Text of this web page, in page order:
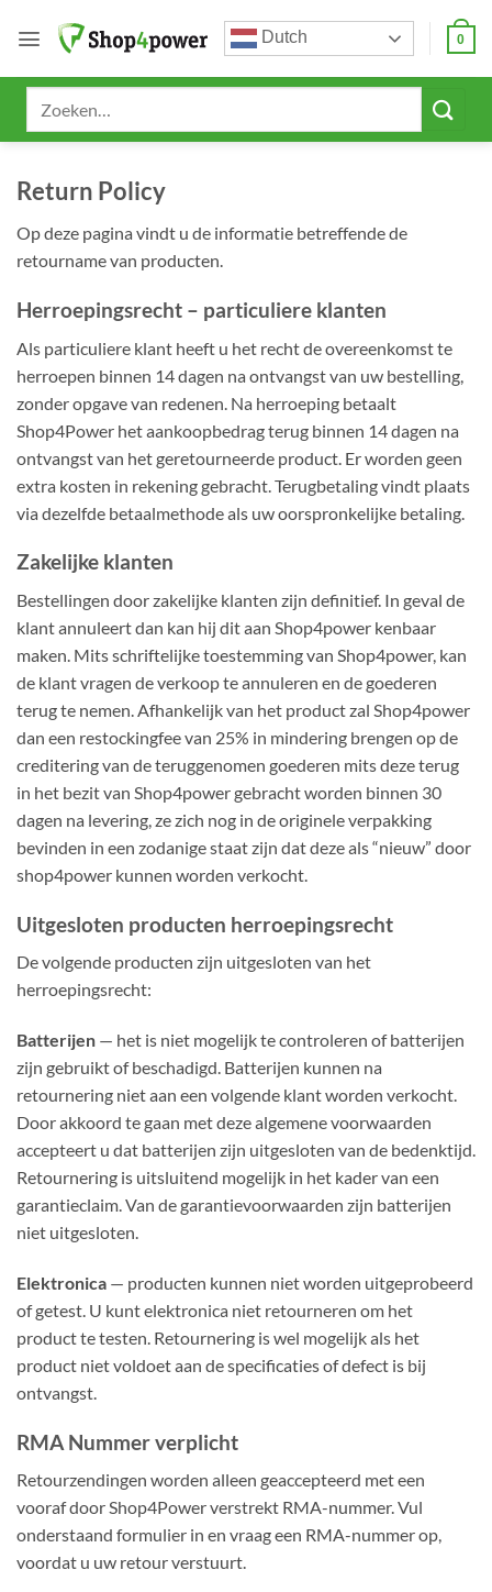
naar
Dutch 0
Return Policy
Op deze pagina vindt u de informatie betreffende de
retourname van producten.
Herroepingsrecht – particuliere klanten
Als particuliere klant heeft u het recht de overeenkomst te
herroepen binnen 14 dagen na ontvangst van uw bestelling,
zonder opgave van redenen. Na herroeping betaalt
Shop4Power het aankoopbedrag terug binnen 14 dagen na
ontvangst van het geretourneerde product. Er worden geen
extra kosten in rekening gebracht. Terugbetaling vindt plaats
via dezelfde betaalmethode als uw oorspronkelijke betaling.
Zakelijke klanten
Bestellingen door zakelijke klanten zijn definitief. In geval de
klant annuleert dan kan hij dit aan Shop4power kenbaar
maken. Mits schriftelijke toestemming van Shop4power, kan
de klant vragen de verkoop te annuleren en de goederen
terug te nemen. Afhankelijk van het product zal Shop4power
dan een restockingfee van 25% in mindering brengen op de
creditering van de teruggenomen goederen mits deze terug
in het bezit van Shop4power gebracht worden binnen 30
dagen na levering, ze zich nog in de originele verpakking
bevinden in een zodanige staat zijn dat deze als “nieuw” door
shop4power kunnen worden verkocht.
Uitgesloten producten herroepingsrecht
De volgende producten zijn uitgesloten van het
herroepingsrecht:
Batterijen — het is niet mogelijk te controleren of batterijen
zijn gebruikt of beschadigd. Batterijen kunnen na
retournering niet aan een volgende klant worden verkocht.
Door akkoord te gaan met deze algemene voorwaarden
accepteert u dat batterijen zijn uitgesloten van de bedenktijd.
Retournering is uitsluitend mogelijk in het kader van een
garantieclaim. Van de garantievoorwaarden zijn batterijen
niet uitgesloten.
Elektronica — producten kunnen niet worden uitgeprobeerd
of getest. U kunt elektronica niet retourneren om het
product te testen. Retournering is wel mogelijk als het
product niet voldoet aan de specificaties of defect is bij
ontvangst.
RMA Nummer verplicht
Retourzendingen worden alleen geaccepteerd met een
vooraf door Shop4Power verstrekt RMA-nummer. Vul
onderstaand formulier in en vraag een RMA-nummer op,
voordat u uw retour verstuurt.